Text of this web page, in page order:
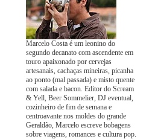
Marcelo Costa é um leonino do
segundo decanato com ascendente em
touro apaixonado por cervejas
artesanais, cachaças mineiras, picanha
ao ponto (mal passada) e misto quente
com salada e bacon. Editor do Scream
& Yell, Beer Sommelier, DJ eventual,
cozinheiro de fim de semana e
centroavante nos moldes do grande
Geraldão, Marcelo escreve bobagens
sobre viagens, romances e cultura pop.